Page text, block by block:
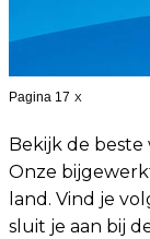
Pagina 17 X
Bekijk de
Onze
land. Vind je
sluit je aan bij